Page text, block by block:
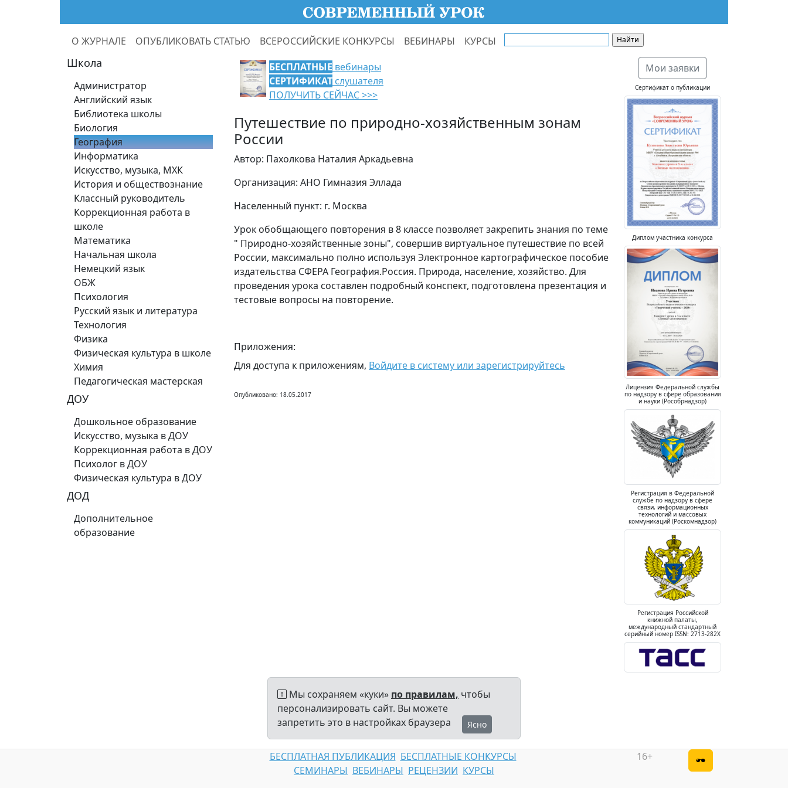
О ЖУРНАЛЕ ОПУБЛИКОВАТЬ СТАТЬЮ ВСЕРОССИЙСКИЕ КОНКУРСЫ ВЕБИНАРЫ КУРСЫ
Школа
Администратор
Английский язык
Библиотека школы
Биология
География
Информатика
Искусство, музыка, МХК
История и обществознание
Классный руководитель
Коррекционная работа в
школе
Математика
Начальная школа
Немецкий язык
ОБЖ
Психология
Русский язык и литература
Технология
Физика
Физическая культура в школе
Химия
Педагогическая мастерская
ДОУ
Дошкольное образование
Искусство, музыка в ДОУ
Коррекционная работа в ДОУ
Психолог в ДОУ
Физическая культура в ДОУ
ДОД
Дополнительное
образование
БЕСПЛАТНЫЕ вебинары
СЕРТИФИКАТ слушателя
ПОЛУЧИТЬ СЕЙЧАС >>>
Путешествие по природно-хозяйственным зонам
России
Автор: Пахолкова Наталия Аркадьевна
Организация: АНО Гимназия Эллада
Населенный пункт: г. Москва
Урок обобщающего повторения в 8 классе позволяет закрепить знания по теме
" Природно-хозяйственные зоны", совершив виртуальное путешествие по всей
России, максимально полно используя Электронное картографическое пособие
издательства СФЕРА География.Россия. Природа, население, хозяйство. Для
проведения урока составлен подробный конспект, подготовлена презентация и
тестовые вопросы на повторение.
Приложения:
Для доступа к приложениям, Войдите в систему или зарегистрируйтесь
Опубликовано: 18.05.2017
Мои заявки
Сертификат о публикации
Диплом участника конкурса
Лицензия Федеральной службы
по надзору в сфере образования
и науки (Рособрнадзор)
Регистрация в Федеральной
службе по надзору в сфере
связи, информационных
технологий и массовых
коммуникаций (Роскомнадзор)
Регистрация Российской
книжной палаты,
международный стандартный
серийный номер ISSN: 2713-282X
Мы сохраняем «куки» по правилам, чтобы
персонализировать сайт. Вы можете
запретить это в настройках браузера
Ясно
БЕСПЛАТНАЯ ПУБЛИКАЦИЯ БЕСПЛАТНЫЕ КОНКУРСЫ
СЕМИНАРЫ ВЕБИНАРЫ РЕЦЕНЗИИ КУРСЫ
16+